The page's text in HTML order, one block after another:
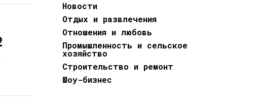
Новости
Отдых и развлечения
Отношения и любовь
Промышленность и сельское
хозяйство
Строительство и ремонт
Шоу-бизнес